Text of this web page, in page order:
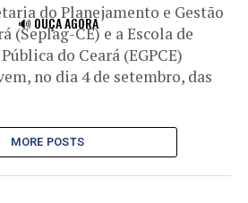
🔊 OUÇA AGORA
do Planejamento e Gestão
(Seplag-CE) e a Escola de
do Ceará (EGPCE)
no dia 4 de setembro, das
MORE POSTS